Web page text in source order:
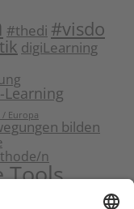
#thedi #visdo
digiLearning
Learning
/ Europa
bilden
n
Tools